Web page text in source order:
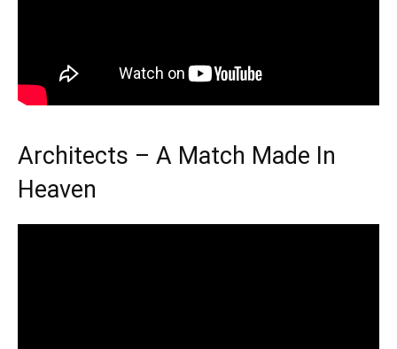
Architects – A Match Made In
Heaven